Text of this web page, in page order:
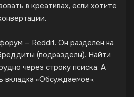
в креативах, если хотите
— Reddit. Он разделен на
(подразделы). Найти
через строку поиска. А
вкладка «Обсуждаемое».